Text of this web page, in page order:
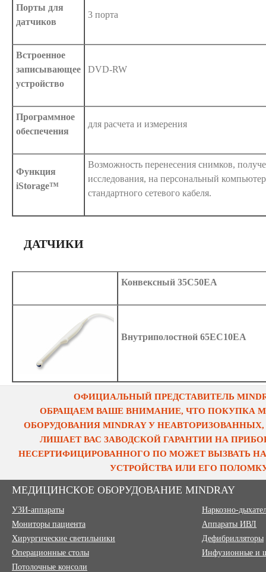
Порты для
датчиков
3 порта
Встроенное
записывающее
устройство
DVD-RW
Программное
обеспечения
для расчета и измерения
Функция
iStorage™
Возможность перенесения снимков,
исследования, на персональный
стандартного сетевого кабеля.
ДАТЧИКИ
Конвексный 35C50EA
Внутриполостной 65EC10EA
ОФИЦИАЛЬНЫЙ ПРЕДСТАВИТЕЛЬ
ОБРАЩАЕМ ВАШЕ ВНИМАНИЕ, ЧТО ПОКУПКА
ОБОРУДОВАНИЯ MINDRAY У
ЛИШАЕТ ВАС ЗАВОДСКОЙ ГАРАНТИИ НА
НЕСЕРТИФИЦИРОВАННОГО ПО МОЖЕТ ВЫЗВАТЬ
УСТРОЙСТВА ИЛИ ЕГО
МЕДИЦИНСКОЕ ОБОРУДОВАНИЕ MINDRAY
УЗИ-аппараты
Мониторы пациента
Хирургические светильники
Операционные столы
Потолочные консоли
Наркозно-
Аппараты ИВЛ
Дефибрилляторы
Инфузионные и